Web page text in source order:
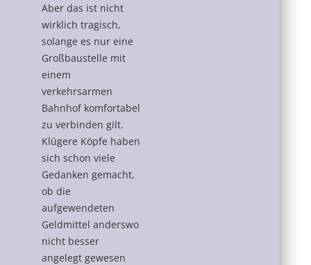
Aber das ist nicht
wirklich tragisch,
solange es nur eine
Großbaustelle mit
einem
verkehrsarmen
Bahnhof komfortabel
zu verbinden gilt.
Klügere Köpfe haben
sich schon viele
Gedanken gemacht,
ob die
aufgewendeten
Geldmittel anderswo
nicht besser
angelegt gewesen